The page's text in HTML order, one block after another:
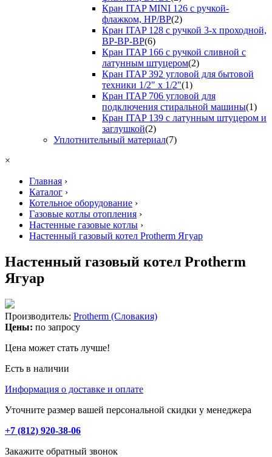
Кран ITAP MINI 126 с ручкой-
флажком, НР/ВР(2)
Кран ITAP 128 с ручкой 3-х проходной,
ВР-ВР-ВР(6)
Кран ITAP 166 с ручкой сливной с
латунным штуцером(2)
Кран ITAP 392 угловой для бытовой
техники 1/2" х 1/2"(1)
Кран ITAP 706 угловой для
подключения стиральной машины(1)
Кран ITAP 139 с латунным штуцером и
заглушкой(2)
Уплотнительный материал(7)
×
Главная ›
Каталог ›
Котельное оборудование ›
Газовые котлы отопления ›
Настенные газовые котлы ›
Настенный газовый котел Protherm Ягуар
Настенный газовый котел Protherm
Ягуар
Производитель: Protherm (Словакия)
Цены: по запросу
Цена может стать лучше!
Есть в наличии
Информация о доставке и оплате
Уточните размер вашей персональной скидки у менеджера
+7 (812) 920-38-06
Закажите обратный звонок